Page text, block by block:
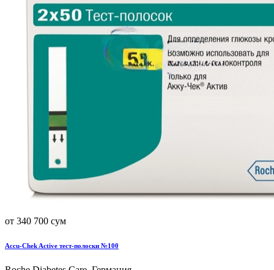
от 340 700 сум
Accu-Chek Active тест-полоски №100